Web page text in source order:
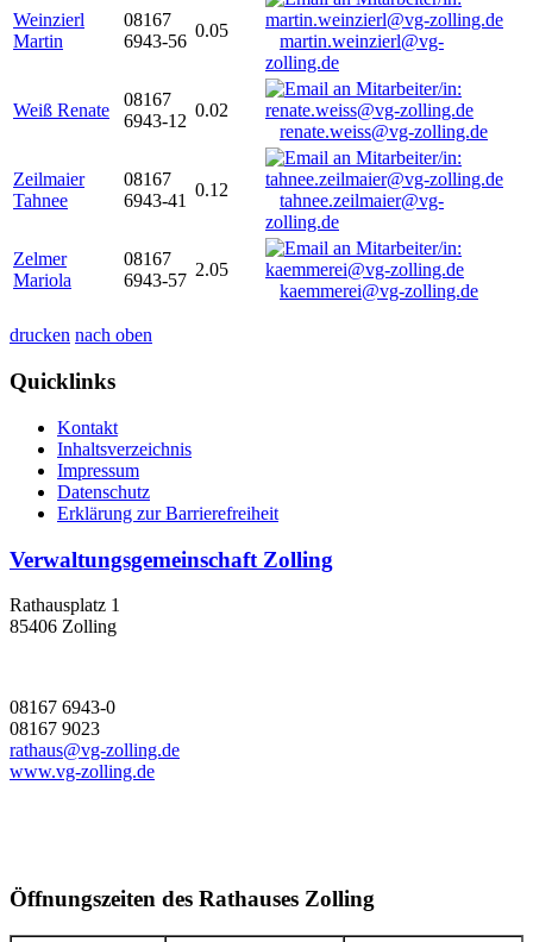
Weinzierl
Martin
08167
6943-56
0.05
martin.weinzierl@vg-
zolling.de
Weiß Renate
08167
6943-12
0.02
renate.weiss@vg-zolling.de
Zeilmaier
Tahnee
08167
6943-41
0.12
tahnee.zeilmaier@vg-
zolling.de
Zelmer
Mariola
08167
6943-57
2.05
kaemmerei@vg-zolling.de
drucken nach oben
Quicklinks
Kontakt
Inhaltsverzeichnis
Impressum
Datenschutz
Erklärung zur Barrierefreiheit
Verwaltungsgemeinschaft Zolling
Rathausplatz 1
85406 Zolling
08167 6943-0
08167 9023
rathaus@vg-zolling.de
www.vg-zolling.de
Öffnungszeiten des Rathauses Zolling